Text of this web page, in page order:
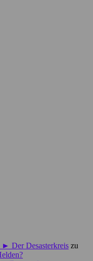
► Der Desasterkreis zu